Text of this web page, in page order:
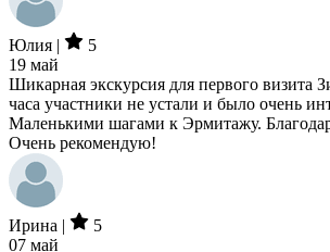
Юлия |
5
19 май
Шикарная экскурсия для первого визита
часа участники не устали и было очень
Маленькими шагами к Эрмитажу.
Очень рекомендую!
Ирина |
5
07 май